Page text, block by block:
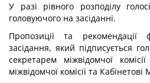
У разі рівного розподілу
головуючого на засіданні.
Пропозиції та рекомендації
засідання, який підписується
секретарем міжвідомчої
міжвідомчої комісії та Кабінетові